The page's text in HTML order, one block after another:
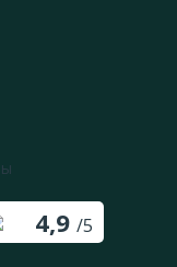
4,9 /5